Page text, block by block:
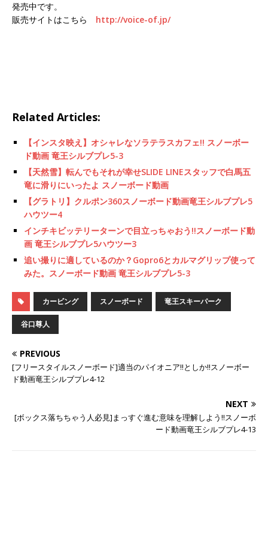
発売中です。
販売サイトはこちら http://voice-of.jp/
Related Articles:
【インスタ映え】オシャレなソラテラスカフェ!! スノーボー
ド動画 竜王シルブプレ5-3
【天然雪】転んでもそれが幸せSLIDE LINEスタッフで白馬五
竜に滑りにいったよ スノーボード動画
【グラトリ】クルポン360スノーボード動画竜王シルブプレ5
ハウツー4
インチキビッテリーターンで目立っちゃおう!!スノーボード動
画 竜王シルブプレ5ハウツー3
追い撮りに適しているのか？Gopro6とカルマグリップ使って
みた。スノーボード動画 竜王シルブプレ5-3
カービング スノーボード 竜王スキーパーク
谷口尊人
PREVIOUS
[フリースタイルスノーボード]適当のパイオニア!!としか!!スノーボー
ド動画竜王シルブプレ4-12
NEXT
[ボックス落ちちゃう人必見]まっすぐ進む意味を理解しよう!!スノーボ
ード動画竜王シルブプレ4-13